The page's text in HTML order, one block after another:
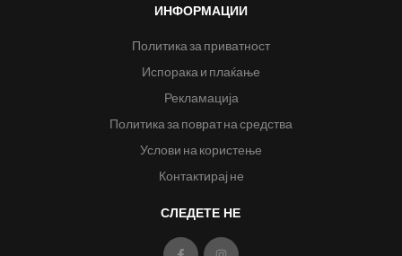
ИНФОРМАЦИИ
Политика за приватност
Испорака и плаќање
Рекламација
Политика за поврат на средства
Услови на користење
Контактирај не
СЛЕДЕТЕ НЕ